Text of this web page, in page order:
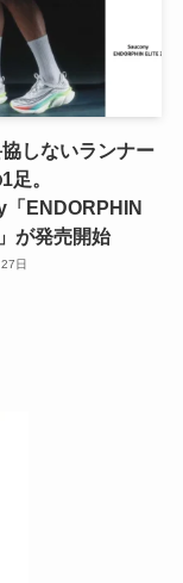
しないランナー
足。
ENDORPHIN
が発売開始
日